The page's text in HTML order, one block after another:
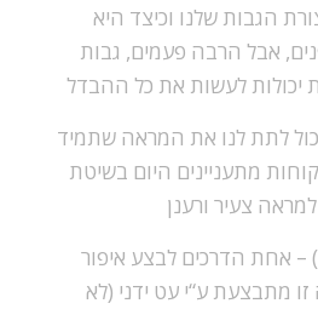
הגבות שלנו וכיצד היא
אבל הרבה פעמים, גבות
יכולות לעשות את כל ההבדל
לתת לנו את המראה שתמיד
מתעניינים היום בשיטת
צעיר ורענן
– אחת הדרכים לבצע איפור
מתבצעת ע“י עט ידני (לא